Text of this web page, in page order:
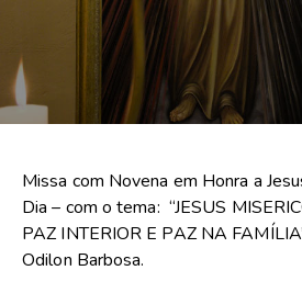
Missa com Novena em Honra a
Dia – com o tema: “JESUS
PAZ INTERIOR E PAZ NA
Odilon Barbosa.